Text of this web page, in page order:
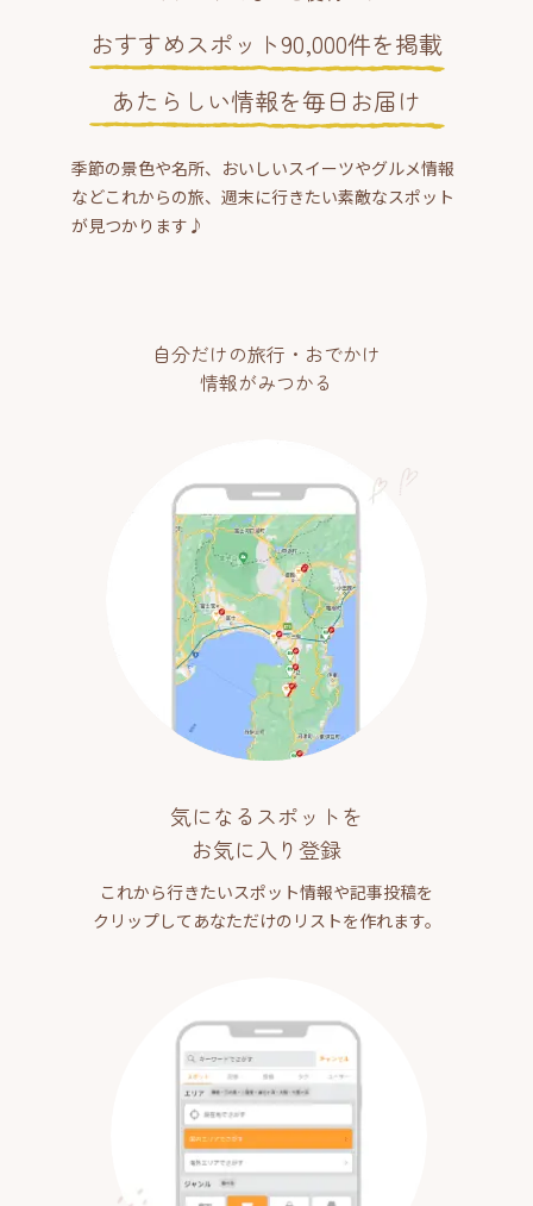
おすすめスポット90,000件を掲載
あたらしい情報を毎日お届け
季節の景色や名所、おいしいスイーツやグルメ情報
などこれからの旅、週末に行きたい素敵なスポット
が見つかります♪
自分だけの旅行・おでかけ
情報がみつかる
気になるスポットを
お気に入り登録
これから行きたいスポット情報や記事投稿を
クリップしてあなただけのリストを作れます。